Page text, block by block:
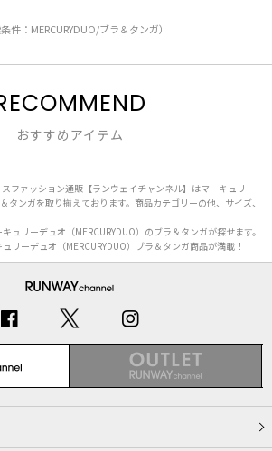
条件：MERCURYDUO/ブラ＆タンガ）
おすすめアイテム
ファッション通販【ランウェイチャンネル】はマーキュリー
タンガを取り揃えております。商品カテゴリーの他、サイズ、
ュリーデュオ（MERCURYDUO）のブラ＆タンガが探せます。
リーデュオ（MERCURYDUO）ブラ＆タンガ商品が満載！